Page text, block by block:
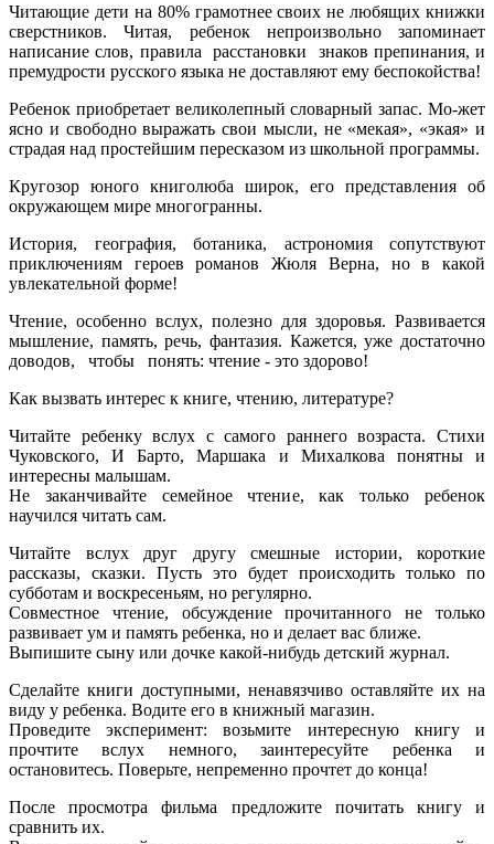
Читающие дети на 80% грамотнее своих не любящих книжки
сверстников. Читая, ребенок непроизвольно запоминает
написание слов, правила расстановки знаков препинания, и
премудрости русского языка не доставляют ему беспокойства!
Ребенок приобретает великолепный словарный запас. Мо-жет
ясно и свободно выражать свои мысли, не «мекая», «экая» и
страдая над простейшим пересказом из школьной программы.
Кругозор юного книголюба широк, его представления об
окружающем мире многогранны.
История, география, ботаника, астрономия сопутствуют
приключениям героев романов Жюля Верна, но в какой
увлекательной форме!
Чтение, особенно вслух, полезно для здоровья. Развивается
мышление, память, речь, фантазия. Кажется, уже достаточно
доводов, чтобы понять: чтение - это здорово!
Как вызвать интерес к книге, чтению, литературе?
Читайте ребенку вслух с самого раннего возраста. Стихи
Чуковского, И Барто, Маршака и Михалкова понятны и
интересны малышам.
Не заканчивайте семейное чтение, как только ребенок
научился читать сам.
Читайте вслух друг другу смешные истории, короткие
рассказы, сказки. Пусть это будет происходить только по
субботам и воскресеньям, но регулярно.
Совместное чтение, обсуждение прочитанного не только
развивает ум и память ребенка, но и делает вас ближе.
Выпишите сыну или дочке какой-нибудь детский журнал.
Сделайте книги доступными, ненавязчиво оставляйте их на
виду у ребенка. Водите его в книжный магазин.
Проведите эксперимент: возьмите интересную книгу и
прочтите вслух немного, заинтересуйте ребенка и
остановитесь. Поверьте, непременно прочтет до конца!
После просмотра фильма предложите почитать книгу и
сравнить их.